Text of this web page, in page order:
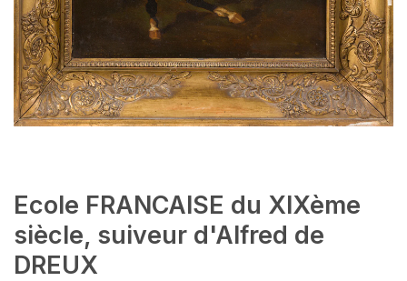
Ecole FRANCAISE du XIXème
siècle, suiveur d'Alfred de
DREUX